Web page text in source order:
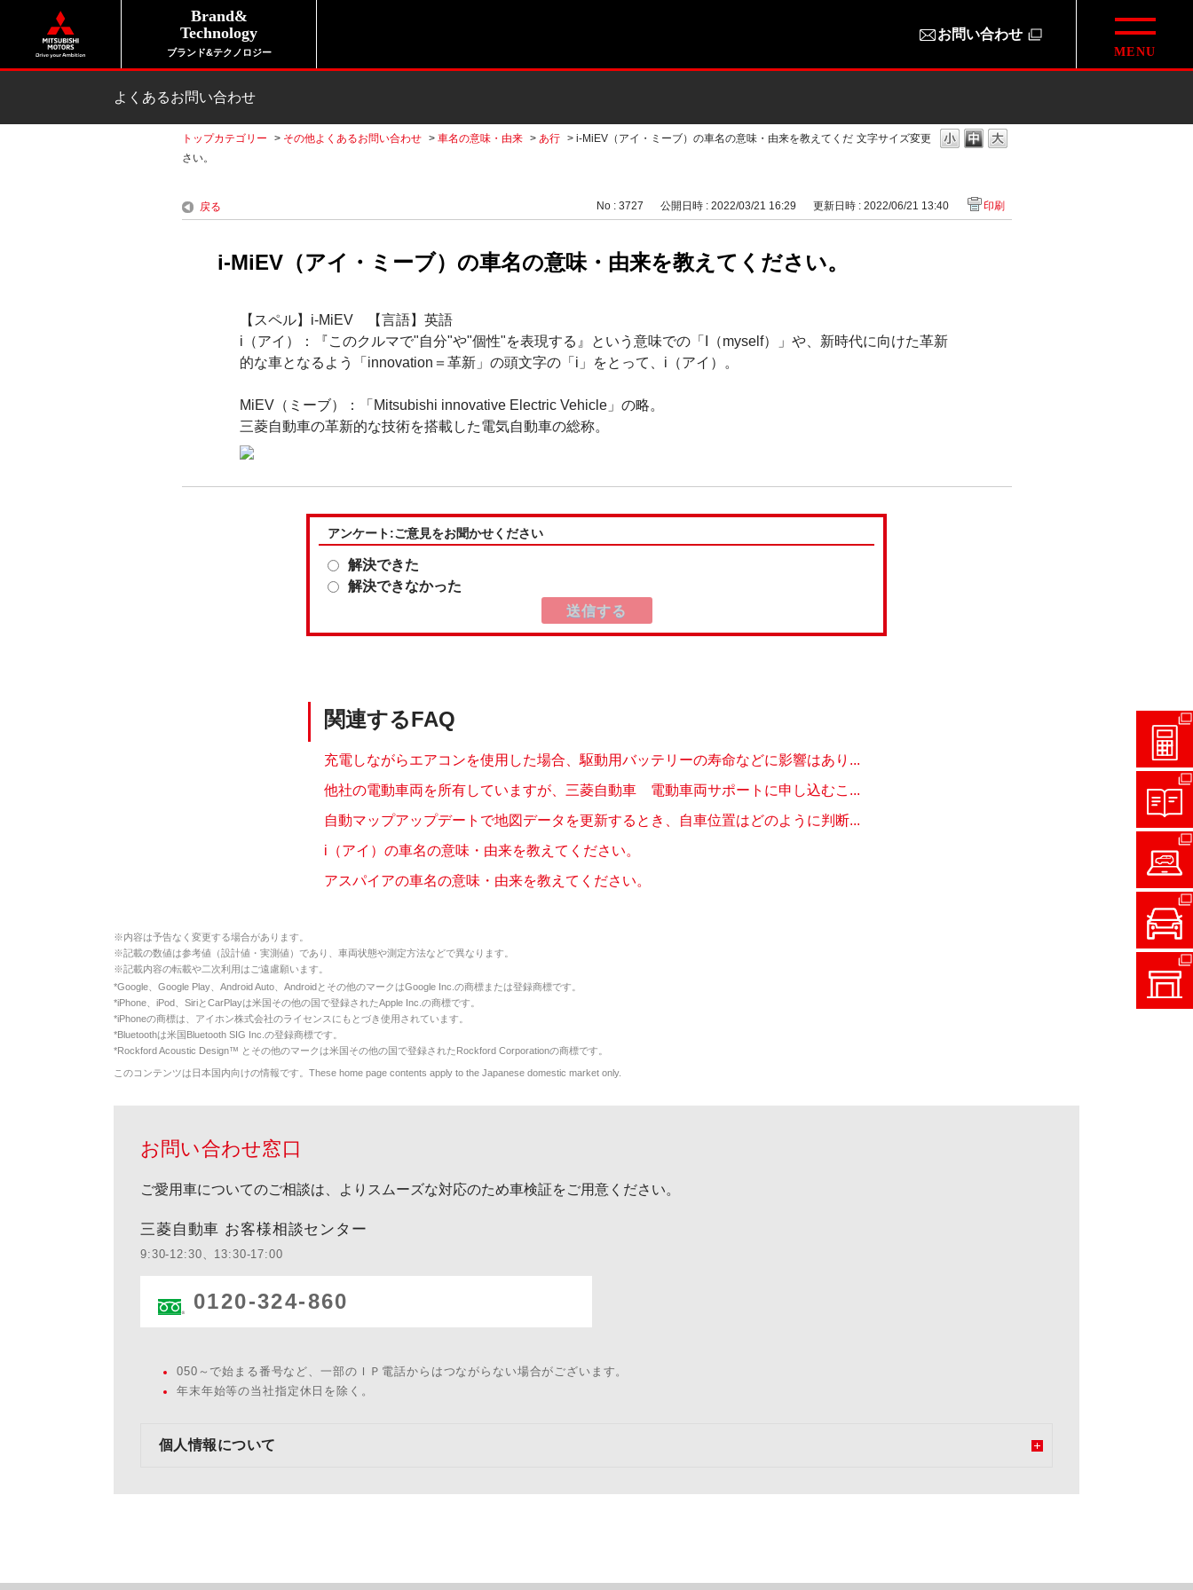
Brand&
Technology
ブランド&テクノロジー
お問い合わせ
よくあるお問い合わせ
文字サイズ変更
トップカテゴリー > その他よくあるお問い合わせ > 車名の意味・由来 > あ行 > i-MiEV（アイ・ミーブ）の車名の意味・由来を教えてくだ
さい。
戻る No : 3727 公開日時 : 2022/03/21 16:29 更新日時 : 2022/06/21 13:40 印刷
i-MiEV（アイ・ミーブ）の車名の意味・由来を教えてください。
【スペル】i-MiEV 【言語】英語
i（アイ）：『このクルマで"自分"や"個性"を表現する』という意味での「I（myself）」や、新時代に向けた革新
的な車となるよう「innovation＝革新」の頭文字の「i」をとって、i（アイ）。
MiEV（ミーブ）：「Mitsubishi innovative Electric Vehicle」の略。
三菱自動車の革新的な技術を搭載した電気自動車の総称。
アンケート:ご意見をお聞かせください
解決できた
解決できなかった
関連するFAQ
充電しながらエアコンを使用した場合、駆動用バッテリーの寿命などに影響はあり...
他社の電動車両を所有していますが、三菱自動車 電動車両サポートに申し込むこ...
自動マップアップデートで地図データを更新するとき、自車位置はどのように判断...
i（アイ）の車名の意味・由来を教えてください。
アスパイアの車名の意味・由来を教えてください。
※内容は予告なく変更する場合があります。
※記載の数値は参考値（設計値・実測値）であり、車両状態や測定方法などで異なります。
※記載内容の転載や二次利用はご遠慮願います。
*Google、Google Play、Android Auto、Androidとその他のマークはGoogle Inc.の商標または登録商標です。
*iPhone、iPod、SiriとCarPlayは米国その他の国で登録されたApple Inc.の商標です。
*iPhoneの商標は、アイホン株式会社のライセンスにもとづき使用されています。
*Bluetoothは米国Bluetooth SIG Inc.の登録商標です。
*Rockford Acoustic Design™ とその他のマークは米国その他の国で登録されたRockford Corporationの商標です。
このコンテンツは日本国内向けの情報です。These home page contents apply to the Japanese domestic market only.
お問い合わせ窓口
ご愛用車についてのご相談は、よりスムーズな対応のため車検証をご用意ください。
三菱自動車 お客様相談センター
9:30-12:30、13:30-17:00
0120-324-860
050～で始まる番号など、一部のＩＰ電話からはつながらない場合がございます。
年末年始等の当社指定休日を除く。
個人情報について